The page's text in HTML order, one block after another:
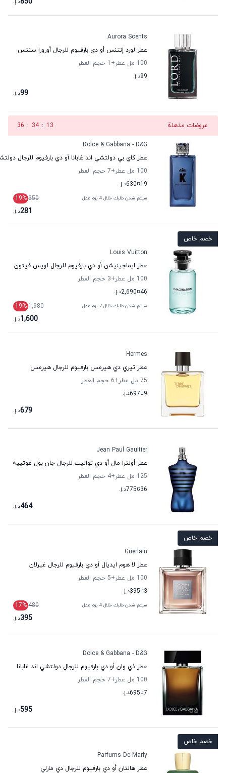
د.إ.
Aurora Scents
عطر لورد إنتنس أو دي بارفيوم للرجال أورورا سنتس
100 مل عطر
+1
حجم العطر
99د.إ.
99د.إ.
عروضات مذهلة 12
:
34
:
36
Dolce & Gabbana - D&G
عطر كاي بي دولتشي اند غابانا أو دي بارفيوم للرجال
100 مل عطر
+7
حجم العطر
19تا630د.إ.
سيتم شحن طلبك خلال 4 يوم عمل 350
19%
281د.إ.
خصم خاص
Louis Vuitton
عطر ايماجينيشن أو دي بارفيوم للرجال لويس فيتون
100 مل عطر
+3
حجم العطر
46تا2,690د.إ.
سيتم شحن طلبك خلال 7 يوم عمل 1,980
19%
1,600د.إ.
Hermes
عطر تيري دي هيرمس بارفيوم للرجال هيرمس
75 مل عطر
+6
حجم العطر
9تا697د.إ.
679د.إ.
Jean Paul Gaultier
عطر أولترا مال أو دي تواليت للرجال جان بول غوتييه
125 مل عطر
+4
حجم العطر
36تا775د.إ.
464د.إ.
خصم خاص
Guerlain
عطر لا هوم ايديال أو دي بارفيوم للرجال غيرلان
100 مل عطر
+5
حجم العطر
3تا395د.إ.
سيتم شحن طلبك خلال 4 يوم عمل 480
17%
395د.إ.
Dolce & Gabbana - D&G
عطر ذي وان أو دي بارفيوم للرجال دولتشي اند غابانا
100 مل عطر
+7
حجم العطر
7تا695د.إ.
595د.إ.
خصم خاص
Parfums De Marly
عطر هالتان أو دي بارفيوم للرجال دي مارلي